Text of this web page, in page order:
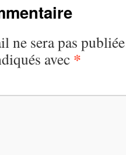
ne sera pas
avec *